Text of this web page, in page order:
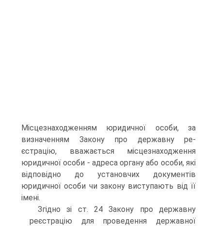
Місцезнаходженням юридичної особи, за
визначенням Закону про державну ре­
єстрацію, вважається місцезнаходження
юридичної особи - адреса органу або особи, які
відповідно до установчих до­кументів
юридичної особи чи закону виступають від її
імені.
Згідно зі ст. 24 Закону про державну
реєстрацію для проведення державної